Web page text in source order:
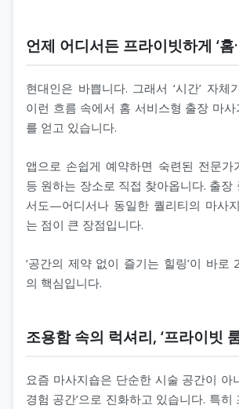
언제 어디서든 프라이빗하게 ‘홈
현대인은 바쁩니다. 그래서 ‘시간’ 자체
이런 흐름 속에서 홈 서비스형 출장 마
를 얻고 있습니다.
앱으로 손쉽게 예약하면 숙련된 전문가
등 원하는 장소로 직접 찾아옵니다. 출장
서도—어디서나 동일한 퀄리티의 마사
는 점이 큰 장점입니다.
‘공간의 제약 없이 즐기는 힐링’이 바로
의 핵심입니다.
조용함 속의 럭셔리, ‘프라이빗
요즘 마사지숍은 단순한 시술 공간이 아
경험 공간’으로 진화하고 있습니다. 특히